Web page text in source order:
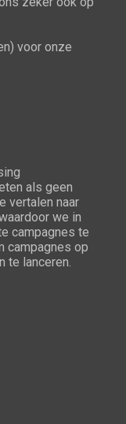
voor onze
als geen
vertalen naar
we in
campagnes te
campagnes op
te lanceren.